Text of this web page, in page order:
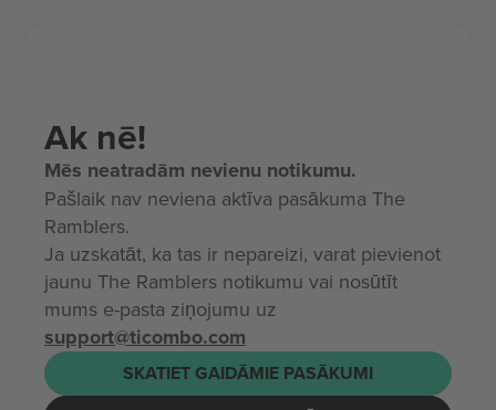
Ak nē!
Mēs neatradām nevienu notikumu.
Pašlaik nav neviena aktīva pasākuma The
Ramblers.
Ja uzskatāt, ka tas ir nepareizi, varat pievienot
jaunu The Ramblers notikumu vai nosūtīt
mums e-pasta ziņojumu uz
support@ticombo.com
SKATIET GAIDĀMIE PASĀKUMI